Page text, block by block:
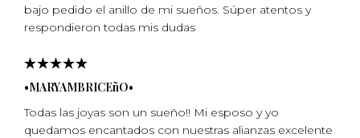
bajo pedido el anillo de mi sueños. Súper atentos y
respondieron todas mis dudas
•MARYAMBRICEñO•
Todas las joyas son un sueño!! Mi esposo y yo
quedamos encantados con nuestras alianzas excelente